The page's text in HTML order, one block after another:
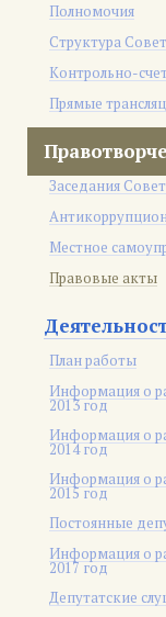
Полномочия
Структура
Контрольно-
Прямые
Заседания
Местное
Правовые акты
План работы
Информация о
2013 год
Информация о
2014 год
Информация о
2015 год
Постоянные
Информация о
2017 год
Депутатские